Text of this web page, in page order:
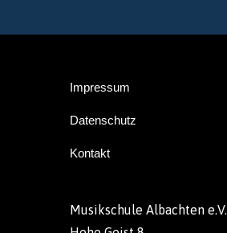
Impressum
Datenschutz
Kontakt
Musikschule Albachten e.V.